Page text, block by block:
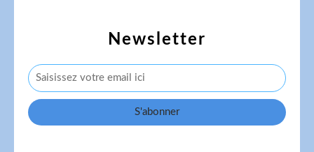
Newsletter